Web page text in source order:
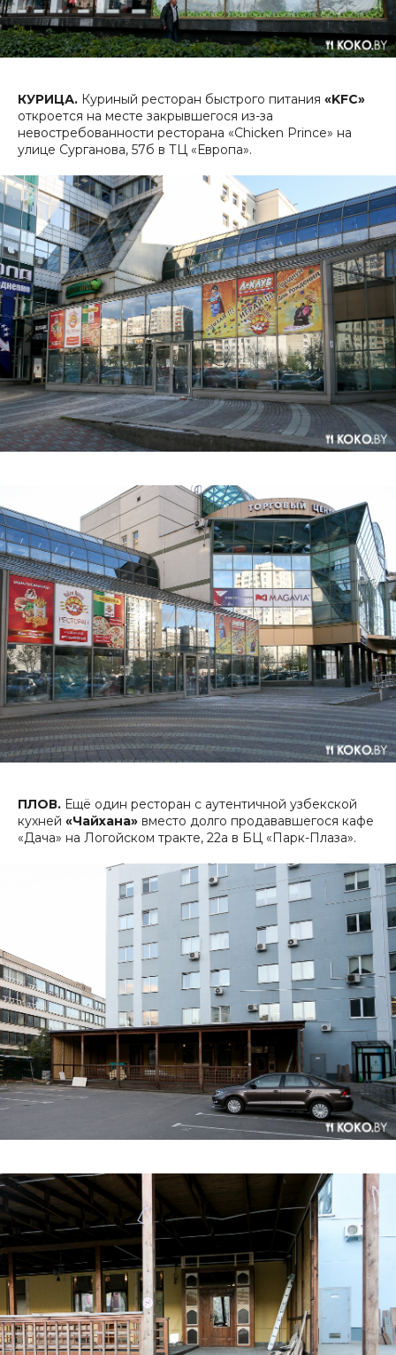
КУРИЦА. Куриный ресторан быстрого питания «KFC»
откроется на месте закрывшегося из-за
невостребованности ресторана «Chicken Prince» на
улице Сурганова, 57б в ТЦ «Европа».
ПЛОВ. Ещё один ресторан с аутентичной узбекской
кухней «Чайхана» вместо долго продававшегося кафе
«Дача» на Логойском тракте, 22а в БЦ «Парк-Плаза».